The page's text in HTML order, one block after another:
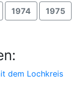
1974 1975
dem Lochkreis